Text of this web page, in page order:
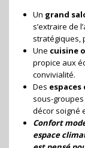
Un grand
s’extraire de
stratégiques,
Une cuisine
propice aux
convivialité.
Des
sous-
décor soigné
Confort
espace